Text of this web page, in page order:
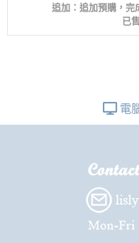
追加：追加預購，完
已
電